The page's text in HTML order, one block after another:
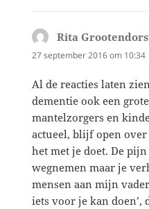
Rita
27 september 2016 om 10:34
Al de reacties laten
dementie ook een
mantelzorgers en
actueel, blijf open
het met je doet. De
wegnemen maar je
mensen aan mijn
iets voor je kan doen’,